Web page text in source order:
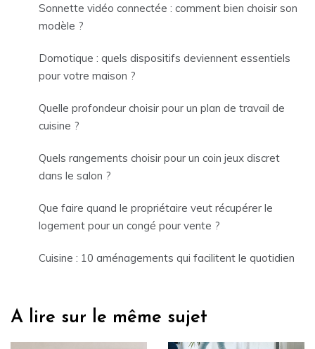
Sonnette vidéo connectée : comment bien choisir son
modèle ?
Domotique : quels dispositifs deviennent essentiels
pour votre maison ?
Quelle profondeur choisir pour un plan de travail de
cuisine ?
Quels rangements choisir pour un coin jeux discret
dans le salon ?
Que faire quand le propriétaire veut récupérer le
logement pour un congé pour vente ?
Cuisine : 10 aménagements qui facilitent le quotidien
A lire sur le même sujet